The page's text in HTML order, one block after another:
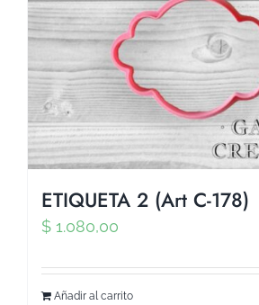
ETIQUETA 2 (Art C-178)
$ 1.080,00
Añadir al carrito